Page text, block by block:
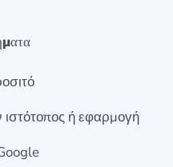
ιστότοπος ή εφαρμογή